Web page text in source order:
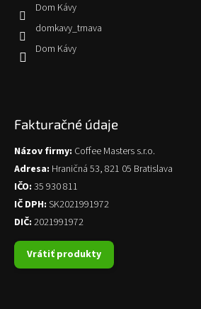
Dom Kávy
domkavy_trnava
Dom Kávy
Fakturačné údaje
Názov firmy: Coffee Masters s.r.o.
Adresa: Hraničná 53, 821 05 Bratislava
IČO: 35 930 811
IČ DPH: SK2021991972
DIČ: 2021991972
Vrátiť produkty